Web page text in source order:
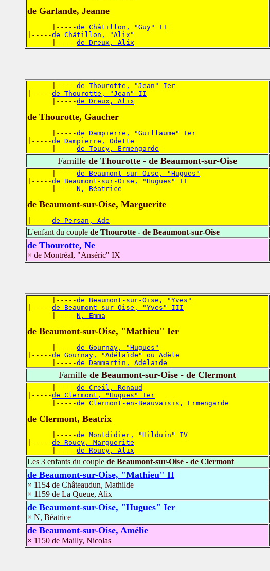
de Garlande, Jeanne
      |-----
de Châtillon, "Guy" II
|-----de Châtillon, "Alix"
      |-----
de Dreux, Alix
      |-----
de Thourotte, "Jean" Ier
|-----de Thourotte, "Jean" II
      |-----
de Dreux, Alix
de Thourotte, Gaucher
      |-----
de Dampierre, "Guillaume" Ier
|-----de Dampierre, Odette
      |-----
de Toucy, Ermengarde
Famille de Thourotte - de Beaumont-sur-Oise
      |-----
de Beaumont-sur-Oise, "Hugues"
|-----de Beaumont-sur-Oise, "Hugues" II
      |-----
N, Béatrice
de Beaumont-sur-Oise, Marguerite
|-----de Persan, Ade
L'enfant du couple de Thourotte - de Beaumont-sur-Oise
de Thourotte, Ne
× de Montréal, "Anséric" IX
      |-----
de Beaumont-sur-Oise, "Yves"
|-----de Beaumont-sur-Oise, "Yves" III
      |-----
N, Emma
de Beaumont-sur-Oise, "Mathieu" Ier
      |-----
de Gournay, "Hugues"
|-----de Gournay, "Adélaïde" ou Adèle
      |-----
de Dammartin, Adélaïde
Famille de Beaumont-sur-Oise - de Clermont
      |-----
de Creil, Renaud
|-----de Clermont, "Hugues" Ier
      |-----
de Clermont-en-Beauvaisis, Ermengarde
de Clermont, Beatrix
      |-----
de Montdidier, "Hilduin" IV
|-----de Roucy, Marguerite
      |-----
de Roucy, Alix
Les 3 enfants du couple de Beaumont-sur-Oise - de Clermont
de Beaumont-sur-Oise, "Mathieu" II
× 1154 de Châteaudun, Mathilde
× 1159 de La Queue, Alix
de Beaumont-sur-Oise, "Hugues" Ier
× N, Béatrice
de Beaumont-sur-Oise, Amélie
× 1150 de Mailly, Nicolas